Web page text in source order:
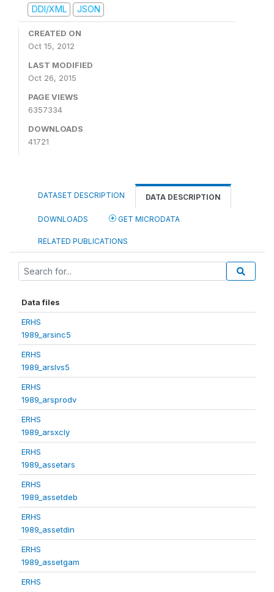
DDI/XML JSON
CREATED ON
Oct 15, 2012
LAST MODIFIED
Oct 26, 2015
PAGE VIEWS
6357334
DOWNLOADS
41721
DATASET DESCRIPTION DATA DESCRIPTION
DOWNLOADS GET MICRODATA
RELATED PUBLICATIONS
Data files
ERHS
1989_arsinc5
ERHS
1989_arslvs5
ERHS
1989_arsprodv
ERHS
1989_arsxcly
ERHS
1989_assetars
ERHS
1989_assetdeb
ERHS
1989_assetdin
ERHS
1989_assetgam
ERHS